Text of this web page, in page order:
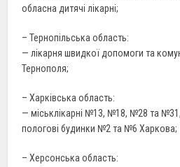
обласна дитячі лікарні;
– Тернопільська область:
— лікарня швидкої допомоги та
Тернополя;
– Харківська область:
— міськлікарні №13, №18, №28 та
пологові будинки №2 та №6 Харкова;
– Херсонська область: